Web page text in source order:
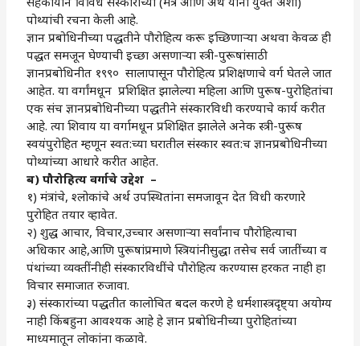
पोथ्यांची रचना केली आहे.
ज्ञान प्रबोधिनीच्या पद्धतीने पौरोहित्य करू इच्छिणार्‍या अथवा केवळ ही
पद्धत समजून घेण्याची इच्छा असणार्‍या स्त्री-पुरूषांसाठी
ज्ञानप्रबोधिनीत १९९० सालापासून पौरोहित्य प्रशिक्षणाचे वर्ग घेतले जात
आहेत. या वर्गांमधून प्रशिक्षित झालेल्या महिला आणि पुरूष-पुरोहितांचा
एक संच ज्ञानप्रबोधिनीच्या पद्धतीने संस्कारविधी करण्याचे कार्य करीत
आहे. त्या शिवाय या वर्गामधून प्रशिक्षित झालेले अनेक स्त्री-पुरूष
स्वयंपुरोहित म्हणून स्वत:च्या घरातील संस्कार स्वत:च ज्ञानप्रबोधिनीच्या
पोथ्यांच्या आधारे करीत आहेत.
ब) पौरोहित्य वर्गाचे उद्देश –
१) मंत्रांचे, श्‍लोकांचे अर्थ उपस्थितांना समजावून देत विधी करणारे
पुरोहित तयार व्हावेत.
२) शुद्ध आचार, विचार,उच्चार असणार्‍या सर्वांनाच पौरोहित्याचा
अधिकार आहे,आणि पुरूषांप्रमाणे स्त्रियांनीसुद्धा तसेच सर्व जातींच्या व
पंथांच्या व्यक्तींनीही संस्कारविधींचे पौरोहित्य करण्यास हरकत नाही हा
विचार समाजात रुजावा.
३) संस्कारांच्या पद्धतीत कालोचित बदल करणे हे धर्मशास्त्रदृष्ट्या अयोग्य
नाही किंबहुना आवश्यक आहे हे ज्ञान प्रबोधिनीच्या पुरोहितांच्या
माध्यमातून लोकांना कळावे.